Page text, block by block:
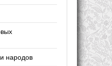
народов